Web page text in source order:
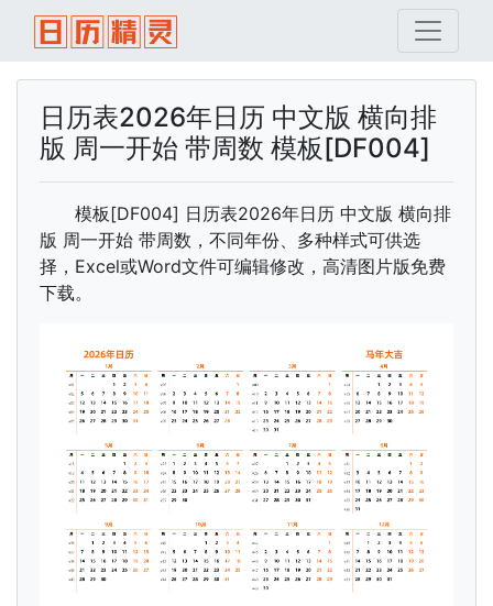
日历表2026年日历 中文版 横向排
版 周一开始 带周数 模板[DF004]
模板[DF004] 日历表2026年日历 中文版 横向排
版 周一开始 带周数，不同年份、多种样式可供选
择，Excel或Word文件可编辑修改，高清图片版免费
下载。